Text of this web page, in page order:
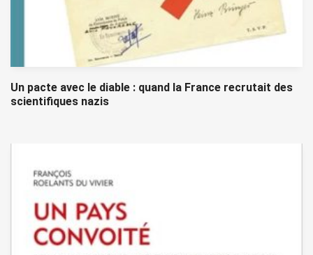
Un pacte avec le diable : quand la France recrutait des
scientifiques nazis